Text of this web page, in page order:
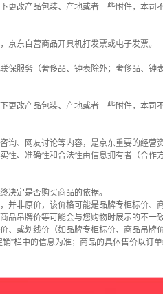
更改产品包装、产地或者一些附件，本
京东自营商品开具机打发票或电子发票。
保服务（奢侈品、钟表除外；奢侈品、
更改产品包装、产地或者一些附件，本
询、网友讨论等内容，是京东重要的经营
性、准确性和合法性由信息拥有者（合作
决定是否购买商品的依据。
并非原价，该价格可能是品牌专柜标价
品吊牌价等可能会与您购物时展示的不一
、或划线价（如品牌专柜标价、商品吊
”栏中的信息为准；商品的具体售价以订